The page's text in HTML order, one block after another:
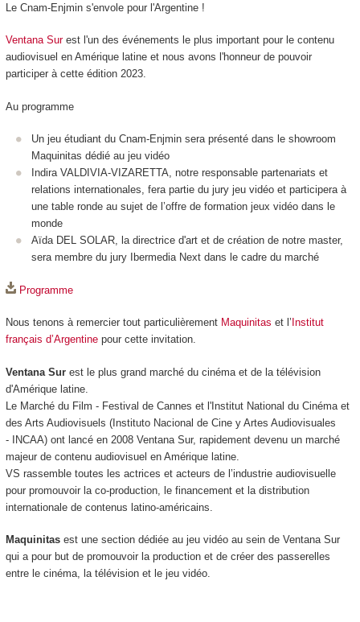
Le Cnam-Enjmin s'envole pour l'Argentine !
Ventana Surest l'un des événements le plus important pour le contenu
audiovisuel en Amérique latine et nous avons l'honneur de pouvoir
participer à cette édition 2023.
Au programme
Un jeu étudiant du Cnam-Enjmin sera présenté dans le showroom
Maquinitas dédié au jeu vidéo
Indira VALDIVIA-VIZARETTA, notre responsable partenariats et
relations internationales, fera partie du jury jeu vidéo et participera à
une table ronde au sujet de l’offre de formation jeux vidéo dans le
monde
Aïda DEL SOLAR, la directrice d'art et de création de notre master,
sera membre du jury Ibermedia Next dans le cadre du marché
Programme
Nous tenons à remercier tout particulièrement Maquinitas et l’ Institut
français d’Argentinepour cette invitation.
Ventana Sur est le plus grand marché du cinéma et de la télévision
d'Amérique latine.
Le Marché du Film - Festival de Cannes et l'Institut National du Cinéma et
des Arts Audiovisuels (Instituto Nacional de Cine y Artes Audiovisuales
- INCAA) ont lancé en 2008 Ventana Sur, rapidement devenu un marché
majeur de contenu audiovisuel en Amérique latine.
VS rassemble toutes les actrices et acteurs de l’industrie audiovisuelle
pour promouvoir la co-production, le financement et la distribution
internationale de contenus latino-américains.
Maquinitasest une section dédiée au jeu vidéo au sein de Ventana Sur
qui a pour but de promouvoir la production et de créer des passerelles
entre le cinéma, la télévision et le jeu vidéo.